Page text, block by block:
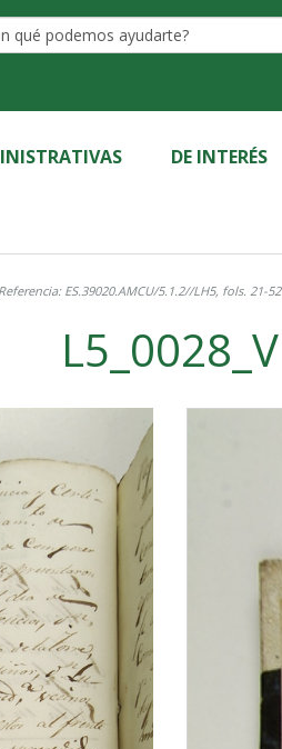
DE INTERÉS
ES.39020.AMCU/5.1.2//LH5, fols. 21-52
L5_0028_V